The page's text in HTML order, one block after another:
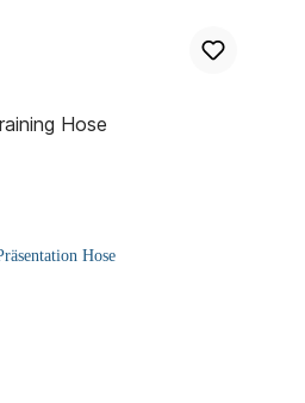
Hose